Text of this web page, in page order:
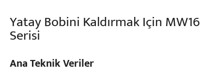
Yatay Bobini Kaldırmak Için MW16
Serisi
Ana Teknik Veriler